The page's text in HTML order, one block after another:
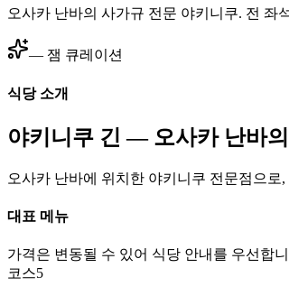
오사카 난바의 사가규 전문 야키니쿠. 전 좌
— 잼 큐레이션
식당 소개
야키니쿠 긴 — 오사카 난바
오사카 난바에 위치한 야키니쿠 전문점으
대표 메뉴
가격은 변동될 수 있어 식당 안내를 우선합
코스5